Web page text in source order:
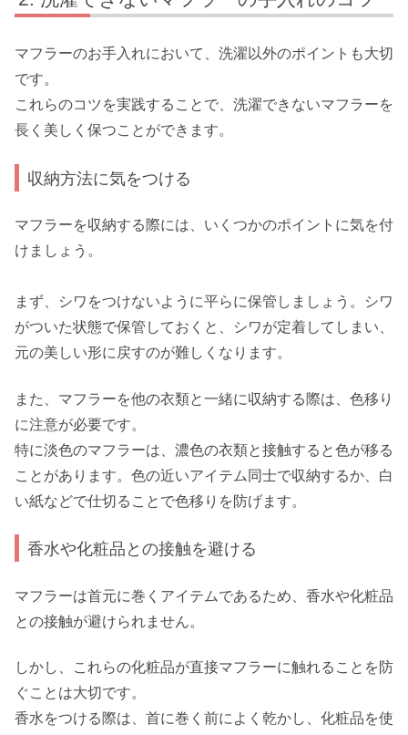
マフラーのお手入れにおいて、洗濯以外のポイントも大切
です。
これらのコツを実践することで、洗濯できないマフラーを
長く美しく保つことができます。
収納方法に気をつける
マフラーを収納する際には、いくつかのポイントに気を付
けましょう。
まず、シワをつけないように平らに保管しましょう。シワ
がついた状態で保管しておくと、シワが定着してしまい、
元の美しい形に戻すのが難しくなります。
また、マフラーを他の衣類と一緒に収納する際は、色移り
に注意が必要です。
特に淡色のマフラーは、濃色の衣類と接触すると色が移る
ことがあります。色の近いアイテム同士で収納するか、白
い紙などで仕切ることで色移りを防げます。
香水や化粧品との接触を避ける
マフラーは首元に巻くアイテムであるため、香水や化粧品
との接触が避けられません。
しかし、これらの化粧品が直接マフラーに触れることを防
ぐことは大切です。
香水をつける際は、首に巻く前によく乾かし、化粧品を使